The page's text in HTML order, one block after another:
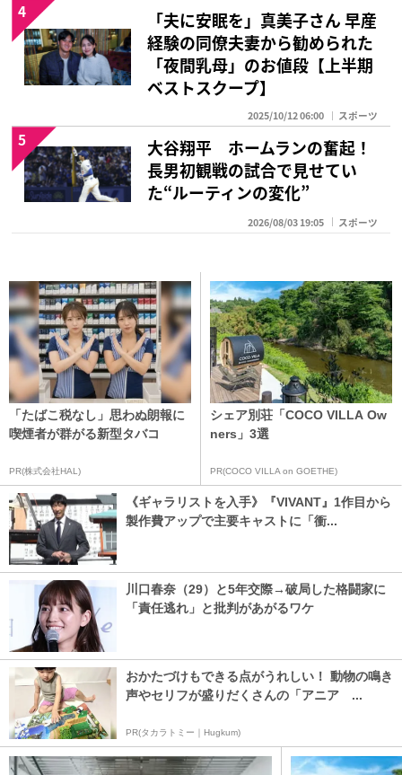
「夫に安眠を」真美子さん 早産
経験の同僚夫妻から勧められた
「夜間乳母」のお値段【上半期
ベストスクープ】
2025/10/12 06:00 スポーツ
4
大谷翔平 ホームランの奮起！
長男初観戦の試合で見せてい
た“ルーティンの変化”
2026/08/03 19:05 スポーツ
5
「たばこ税なし」思わぬ朗報に
喫煙者が群がる新型タバコ
PR(株式会社HAL)
シェア別荘「COCO VILLA Ow
ners」3選
PR(COCO VILLA on GOETHE)
《ギャラリストを入手》『VIVANT』1作目から
製作費アップで主要キャストに「衝...
川口春奈（29）と5年交際→破局した格闘家に
「責任逃れ」と批判があがるワケ
おかたづけもできる点がうれしい！ 動物の鳴き
声やセリフが盛りだくさんの「アニア ...
PR(タカラトミー｜Hugkum)